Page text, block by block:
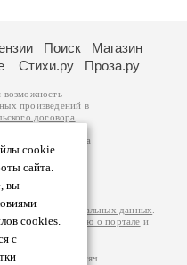
cookie
сайта.
вы
cookies.
с
Поиск
Магазин
Стихи.ру Проза.ру
возможность
произведений в
договора
авторам
возможна
вы можете
за
на
обработки персональных данных
информацию о портале и
– порядка 200 тысяч